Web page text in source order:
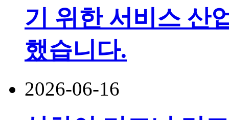
기 위한 서비스 산
했습니다.
2026-06-16